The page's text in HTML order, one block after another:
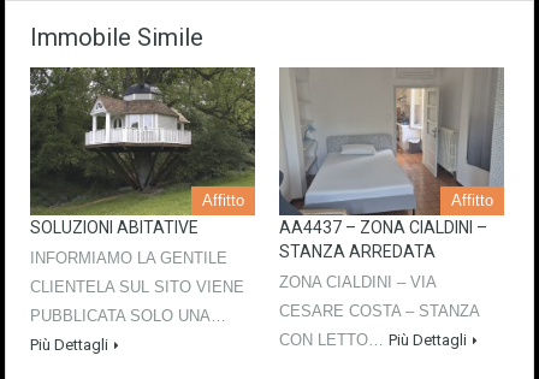
Immobile Simile
Affitto
SOLUZIONI ABITATIVE
INFORMIAMO LA GENTILE
CLIENTELA SUL SITO VIENE
PUBBLICATA SOLO UNA…
Più Dettagli
Affitto
AA4437 – ZONA CIALDINI –
STANZA ARREDATA
ZONA CIALDINI – VIA
CESARE COSTA – STANZA
CON LETTO… Più Dettagli